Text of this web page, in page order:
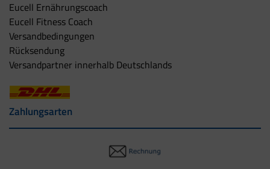
Eucell Ernährungscoach
Eucell Fitness Coach
Versandbedingungen
Rücksendung
Versandpartner innerhalb Deutschlands
Zahlungsarten